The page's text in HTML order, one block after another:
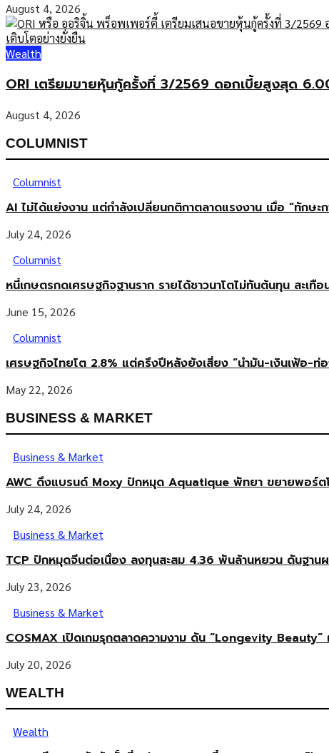
August 4, 2026
Wealth
ORI เตรียมขายหุ้นกู้ครั้งที่ 3/2569 ดอกเบี้ยสูงสุด
August 4, 2026
COLUMNIST
Columnist
AI ไม่ได้แย่งงาน แต่กำลังเปลี่ยนกติกาตลาดแรงงาน เมื่อ “ทักษะ
July 24, 2026
Columnist
หนี้เกษตรกดเศรษฐกิจฐานราก รายได้ชาวนาโตไม่ทันต้นทุน สะเทื
June 15, 2026
Columnist
เศรษฐกิจไทยโต 2.8% แต่ครึ่งปีหลังยังเสี่ยง “น้ำมัน-เงินเฟ้อ-ท่
May 22, 2026
BUSINESS & MARKET
Business & Market
AWC ดึงแบรนด์ Moxy ปักหมุด Aquatique พัทยา ขยายพอร์ต
July 24, 2026
Business & Market
TCP ปักหมุดจีนต่อเนื่อง ลงทุนสะสม 4.36 พันล้านหยวน ดันฐาน
July 23, 2026
Business & Market
COSMAX เปิดเกมรุกตลาดความงาม ดัน “Longevity
July 20, 2026
WEALTH
Wealth